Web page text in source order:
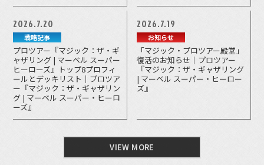
2026.7.20
戦略記事
プロツアー『マジック：ザ・ギ
ャザリング | マーベル スーパー
ヒーローズ』トップ8プロフィ
ールとデッキリスト｜プロツア
ー『マジック：ザ・ギャザリン
グ | マーベル スーパー・ヒーロ
ーズ』
2026.7.19
お知らせ
「マジック・プロツアー殿堂」
復活のお知らせ｜プロツアー
『マジック：ザ・ギャザリング
| マーベル スーパー・ヒーロー
ズ』
VIEW MORE